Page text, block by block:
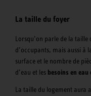
La taille du foyer
Lorsqu’on parle de la
d’occupants, mais aussi à
surface et le nombre de
d’eau et les besoins en eau
La taille du logement aura